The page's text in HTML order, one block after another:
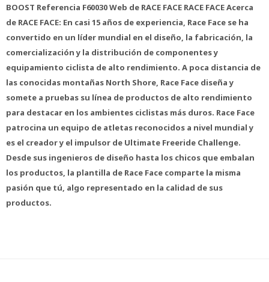
BOOST Referencia F60030 Web de RACE FACE RACE FACE Acerca
de RACE FACE: En casi 15 años de experiencia, Race Face se ha
convertido en un líder mundial en el diseño, la fabricación, la
comercialización y la distribución de componentes y
equipamiento ciclista de alto rendimiento. A poca distancia de
las conocidas montañas North Shore, Race Face diseña y
somete a pruebas su línea de productos de alto rendimiento
para destacar en los ambientes ciclistas más duros. Race Face
patrocina un equipo de atletas reconocidos a nivel mundial y
es el creador y el impulsor de Ultimate Freeride Challenge.
Desde sus ingenieros de diseño hasta los chicos que embalan
los productos, la plantilla de Race Face comparte la misma
pasión que tú, algo representado en la calidad de sus
productos.